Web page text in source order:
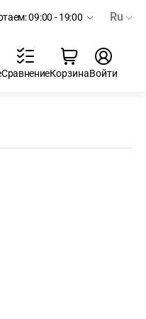
09:00 - 19:00 Ru
СравнениеКорзинаВойти